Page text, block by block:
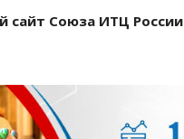
сайт Союза ИТЦ России